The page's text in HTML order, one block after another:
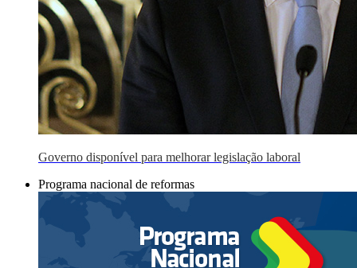
Governo disponível para melhorar legislação laboral
Programa nacional de reformas